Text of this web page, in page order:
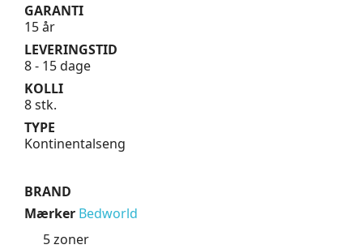
GARANTI
15 år
LEVERINGSTID
8 - 15 dage
KOLLI
8 stk.
TYPE
Kontinentalseng
BRAND
Mærker Bedworld
5 zoner